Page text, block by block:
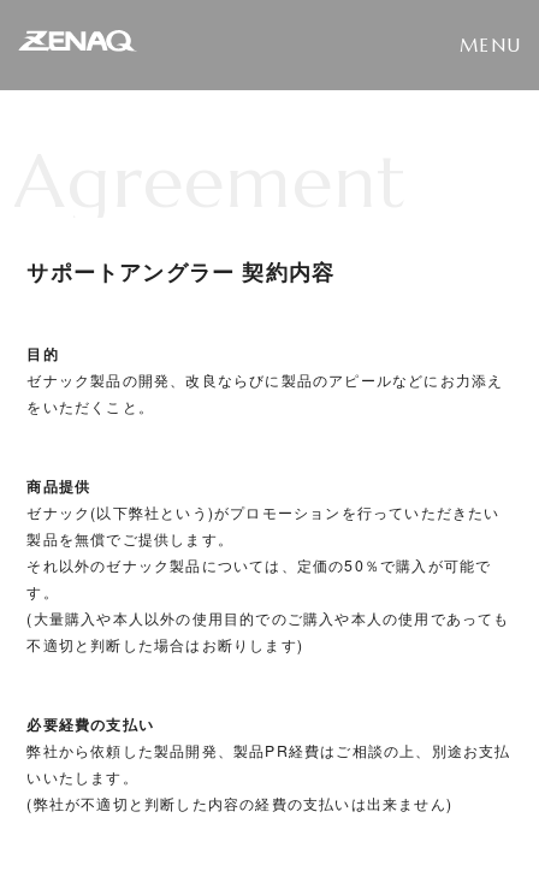
サポートアングラー 契約内容
目的
ゼナック製品の開発、改良ならびに製品のアピールなどにお力添え
をいただくこと。
商品提供
ゼナック(以下弊社という)がプロモーションを行っていただきたい
製品を無償でご提供します。
それ以外のゼナック製品については、定価の50％で購入が可能で
す。
(大量購入や本人以外の使用目的でのご購入や本人の使用であっても
不適切と判断した場合はお断りします)
必要経費の支払い
弊社から依頼した製品開発、製品PR経費はご相談の上、別途お支払
いいたします。
(弊社が不適切と判断した内容の経費の支払いは出来ません)